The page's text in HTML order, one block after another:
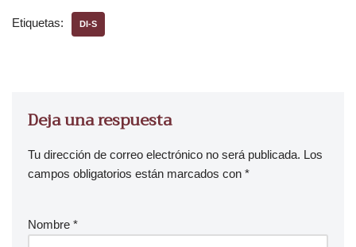
Etiquetas: DI-S
Deja una respuesta
Tu dirección de correo electrónico no será publicada. Los
campos obligatorios están marcados con *
Nombre *